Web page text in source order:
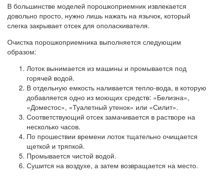
В большинстве моделей порошкоприемник извлекается
довольно просто, нужно лишь нажать на язычок, который
слегка закрывает отсек для ополаскивателя.
Очистка порошкоприемника выполняется следующим
образом:
Лоток вынимается из машины и промывается под
горячей водой.
В отдельную емкость наливается тепло-вода, в которую
добавляется одно из моющих средств: «Белизна»,
«Доместос», «Туалетный утенок» или «Силит».
Соответствующий отсек замачивается в растворе на
несколько часов.
По прошествии времени лоток тщательно очищается
щеткой и тряпкой.
Промывается чистой водой.
Сушится на воздухе, а затем возвращается на место.